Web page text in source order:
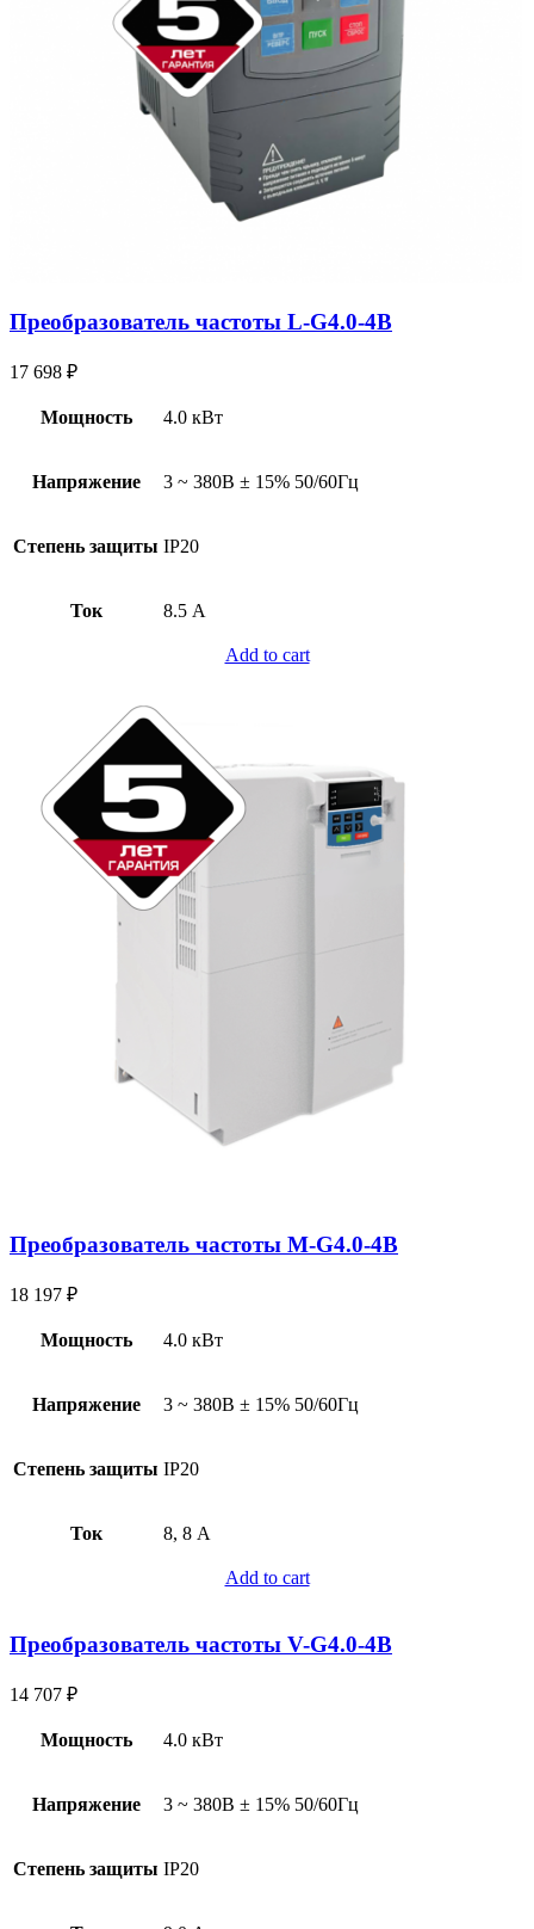
Преобразователь частоты L-G4.0-4B
17 698 ₽
Мощность 4.0 кВт
Напряжение 3 ~ 380В ± 15% 50/60Гц
Степень защиты IP20
Ток 8.5 А
Add to cart
Преобразователь частоты M-G4.0-4B
18 197 ₽
Мощность 4.0 кВт
Напряжение 3 ~ 380В ± 15% 50/60Гц
Степень защиты IP20
Ток 8, 8 А
Add to cart
Преобразователь частоты V-G4.0-4B
14 707 ₽
Мощность 4.0 кВт
Напряжение 3 ~ 380В ± 15% 50/60Гц
Степень защиты IP20